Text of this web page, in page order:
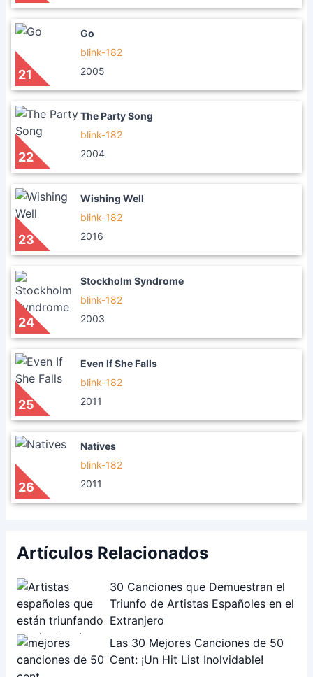
21
Go
blink-182
2005
22
The Party Song
blink-182
2004
23
Wishing Well
blink-182
2016
24
Stockholm Syndrome
blink-182
2003
25
Even If She Falls
blink-182
2011
26
Natives
blink-182
2011
Artículos Relacionados
30 Canciones que Demuestran el
Triunfo de Artistas Españoles en el
Extranjero
Las 30 Mejores Canciones de 50
Cent: ¡Un Hit List Inolvidable!